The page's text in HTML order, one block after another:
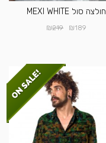
חולצה סול MEXI WHITE
₪189
₪219